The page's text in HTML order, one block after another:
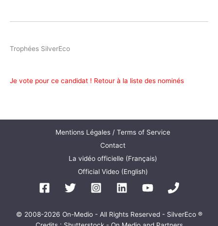
Trophées SilverEco
Je vote pour ce candidat ! Retour à la liste des nominés
Mentions Légales / Terms of Service
Contact
La vidéo officielle (Français)
Official Video (English)
© 2008-2026 On-Medio - All Rights Reserved - SilverEco ®